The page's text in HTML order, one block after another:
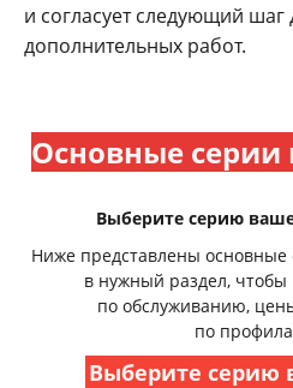
и согласует следующий
дополнительных работ.
Основные серии
Выберите серию
Ниже представлены
в нужный раздел, чтобы
по обслуживанию,
по
Выберите серию